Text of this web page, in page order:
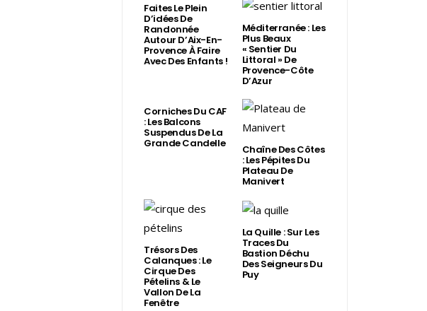
Faites Le Plein
D’idées De
Randonnée
Autour D’Aix-En-
Provence À Faire
Avec Des Enfants !
Méditerranée : Les
Plus Beaux
« Sentier Du
Littoral » De
Provence-Côte
D’Azur
Corniches Du CAF
: Les Balcons
Suspendus De La
Grande Candelle Chaîne Des Côtes
: Les Pépites Du
Plateau De
Manivert
Trésors Des
Calanques : Le
Cirque Des
Pételins & Le
Vallon De La
Fenêtre
La Quille : Sur Les
Traces Du
Bastion Déchu
Des Seigneurs Du
Puy